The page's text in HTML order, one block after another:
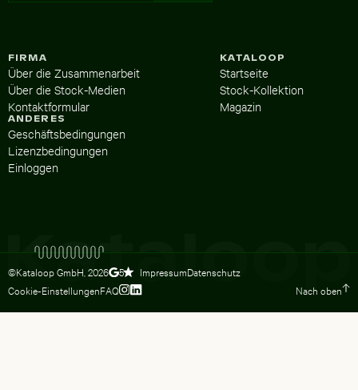
KATALOOP
Startseite
Stock-Kollektion
Magazin
FIRMA
Über die Zusammenarbeit
Über die Stock-Medien
Kontaktformular
ANDERES
Geschäftsbedingungen
Lizenzbedingungen
Einloggen
©Kataloop GmbH, 2026 5 ImpressumDatenschutz
Cookie-EinstellungenFAQ Nach oben